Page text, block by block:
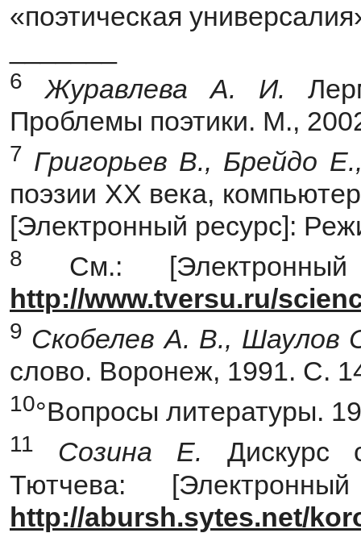
«поэтическая
6 Журавлева А. И.
Проблемы поэтики. М.,
7 Григорьев В., Брейдо
поэзии XX века,
[Электронный ресурс]:
8
См.:
http://www.tversu.ru/
9 Скобелев А. В.,
слово. Воронеж, 1991. С.
10°Вопросы литературы.
11 Созина Е. Дискурс
Тютчева:
http://abursh.sytes.net/